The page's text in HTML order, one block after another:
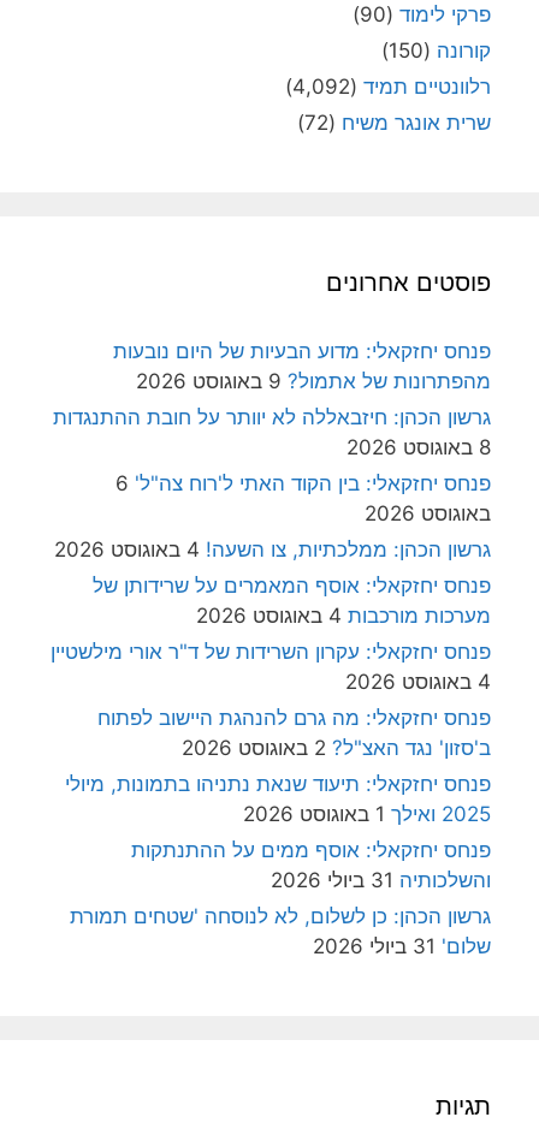
פרקי לימוד (90)
קורונה (150)
רלוונטיים תמיד (4,092)
שרית אונגר משיח (72)
פוסטים אחרונים
פנחס יחזקאלי: מדוע הבעיות של היום נובעות
מהפתרונות של אתמול? 9 באוגוסט 2026
גרשון הכהן: חיזבאללה לא יוותר על חובת ההתנגדות
8 באוגוסט 2026
פנחס יחזקאלי: בין הקוד האתי ל'רוח צה"ל' 6
באוגוסט 2026
גרשון הכהן: ממלכתיות, צו השעה! 4 באוגוסט 2026
פנחס יחזקאלי: אוסף המאמרים על שרידותן של
מערכות מורכבות 4 באוגוסט 2026
פנחס יחזקאלי: עקרון השרידות של ד"ר אורי מילשטיין
4 באוגוסט 2026
פנחס יחזקאלי: מה גרם להנהגת היישוב לפתוח
ב'סזון' נגד האצ"ל? 2 באוגוסט 2026
פנחס יחזקאלי: תיעוד שנאת נתניהו בתמונות, מיולי
2025 ואילך
1 באוגוסט 2026
פנחס יחזקאלי: אוסף ממים על ההתנתקות
והשלכותיה 31 ביולי 2026
גרשון הכהן: כן לשלום, לא לנוסחה 'שטחים תמורת
שלום' 31 ביולי 2026
תגיות